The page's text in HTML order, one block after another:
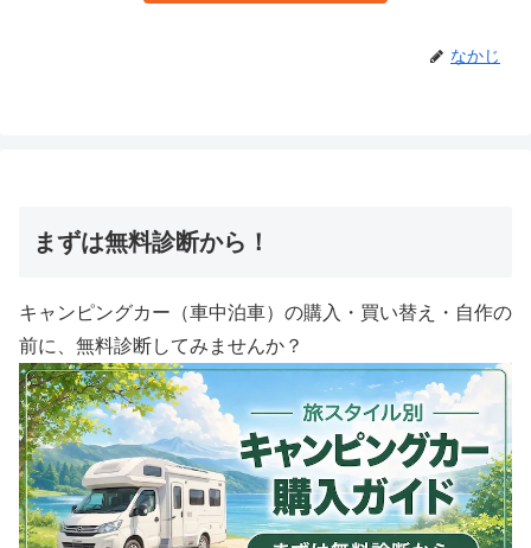
なかじ
まずは無料診断から！
キャンピングカー（車中泊車）の購入・買い替え・自作の
前に、無料診断してみませんか？